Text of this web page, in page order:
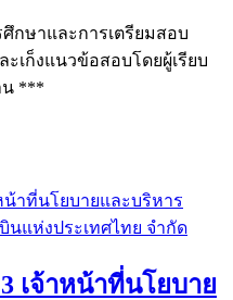
กษาและการเตรียมสอบ
ะเก็งแนวข้อสอบโดยผู้เรียบ
น ***
เจ้าหน้าที่นโยบาย